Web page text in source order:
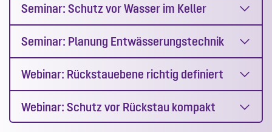
Seminar: Schutz vor Wasser im Keller
Seminar: Planung Entwässerungstechnik
Webinar: Rückstauebene richtig definiert
Webinar: Schutz vor Rückstau kompakt